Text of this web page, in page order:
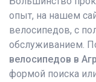
опыт, на нашем
велосипедов, с
обслуживанием.
велосипедов в
формой поиска